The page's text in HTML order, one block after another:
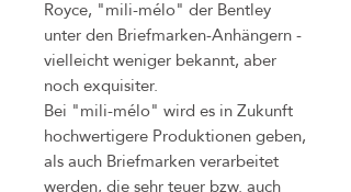
Royce, "mili-mélo" der Bentley
unter den Briefmarken-Anhängern -
vielleicht weniger bekannt, aber
noch exquisiter.
Bei "mili-mélo" wird es in Zukunft
hochwertigere Produktionen geben,
als auch Briefmarken verarbeitet